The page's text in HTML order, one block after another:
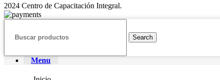
2024 Centro de Capacitación Integral.
Search
Menu